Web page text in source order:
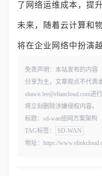
了网络运维成本，提
未来，随着云计算和
将在企业网络中扮演
免责声明：本站发布的内容
分享为主，文章观点不代表
shawn.lee@eliancloud.com
将立刻删除涉嫌侵权内容。
标题：sd-wan组网方案架构
TAG标签：
SD-WAN
地址：https://